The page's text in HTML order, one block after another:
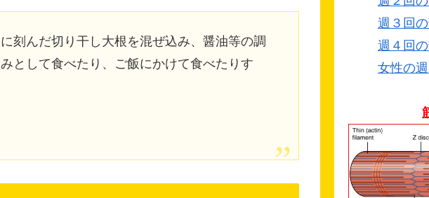
刻んだ切り干し大根を混ぜ込み、醤油等の調
として食べたり、ご飯にかけて食べたりす
週３回
週４回
女性の